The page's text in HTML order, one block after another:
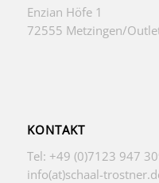
Enzian Höfe 1
72555 Metzingen/
KONTAKT
Tel: +49 (0)7123 947
info(at)schaal-